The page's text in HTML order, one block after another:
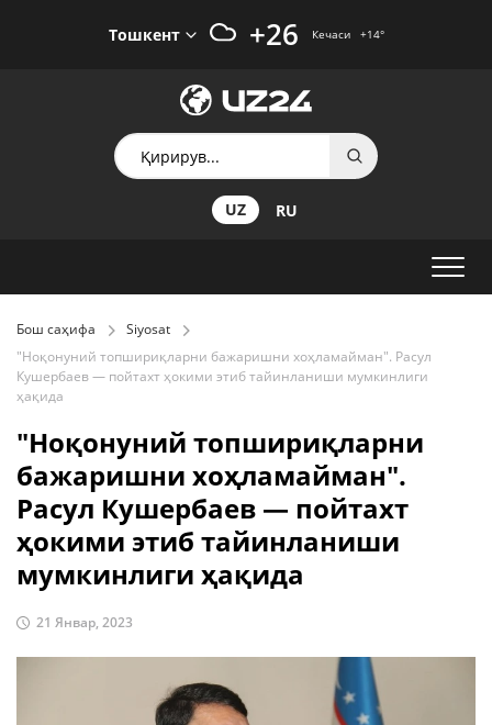
Тошкент +26 Кечаси +14°
UZ RU
Бош саҳифа
Siyosat
"Ноқонуний топшириқларни бажаришни хоҳламайман". Расул
Кушербаев — пойтахт ҳокими этиб тайинланиши мумкинлиги
ҳақида
"Ноқонуний топшириқларни
бажаришни хоҳламайман".
Расул Кушербаев — пойтахт
ҳокими этиб тайинланиши
мумкинлиги ҳақида
21 Январ, 2023